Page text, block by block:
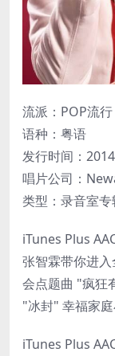
流派：POP流行
语种：粤语
发行时间：
唱片公司：
类型：录音室专
iTunes Plus
张智霖带你进
会点题曲 "疯狂
"冰封" 幸福家
iTunes Plus